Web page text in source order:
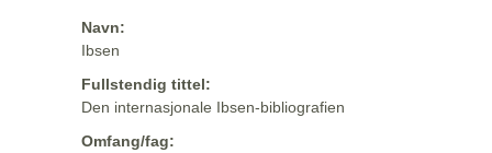
Navn:
Ibsen
Fullstendig tittel:
Den internasjonale Ibsen-bibliografien
Omfang/fag: